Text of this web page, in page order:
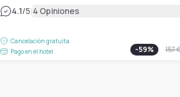
4.1/5|4 Opiniones
Cancelación gratuita
Pago en el hotel
-59% 157